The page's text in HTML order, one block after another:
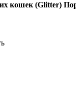
кошек (Glitter)